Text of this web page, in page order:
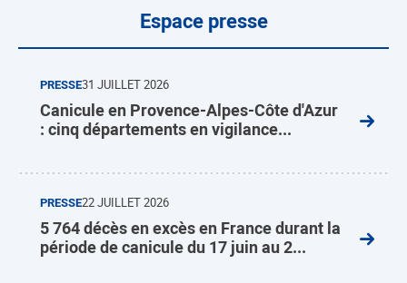
Espace presse
PRESSE31 JUILLET 2026
Canicule en Provence-Alpes-Côte d'Azur
: cinq départements en vigilance...
PRESSE22 JUILLET 2026
5 764 décès en excès en France durant la
période de canicule du 17 juin au 2...